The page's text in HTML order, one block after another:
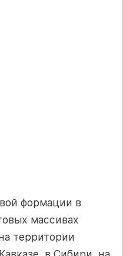
формации в
массивах
территории